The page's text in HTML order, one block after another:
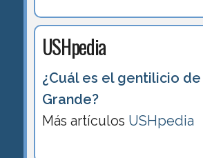
USHpedia
¿Cuál es el gentilicio de
Grande?
Más artículos USHpedia